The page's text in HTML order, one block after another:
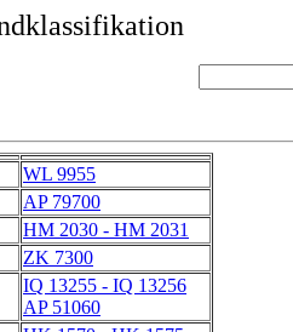
WL 9955
AP 79700
HM 2030 - HM 2031
ZK 7300
IQ 13255 - IQ 13256
AP 51060